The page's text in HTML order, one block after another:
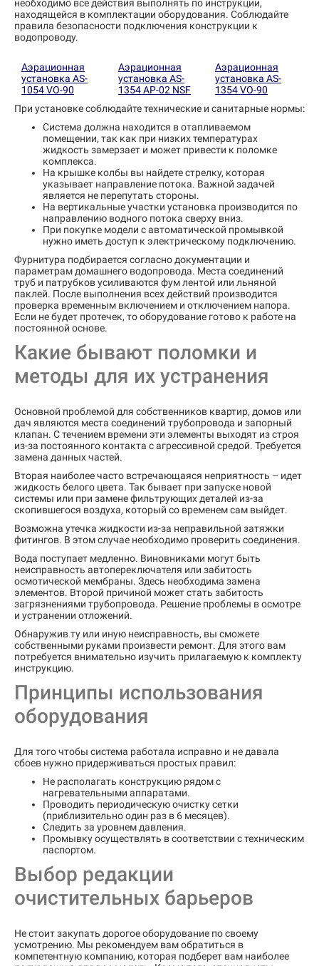
необходимо все действия выполнять по инструкции,
находящейся в комплектации оборудования. Соблюдайте
правила безопасности подключения конструкции к
водопроводу.
Аэрационная
установка AS-
1054 VO-90
Аэрационная
установка AS-
1354 AP-02 NSF
Аэрационная
установка AS-
1354 VO-90
При установке соблюдайте технические и санитарные нормы:
Система должна находится в отапливаемом
помещении, так как при низких температурах
жидкость замерзает и может привести к поломке
комплекса.
На крышке колбы вы найдете стрелку, которая
указывает направление потока. Важной задачей
является не перепутать стороны.
На вертикальные участки установка производится по
направлению водного потока сверху вниз.
При покупке модели с автоматической промывкой
нужно иметь доступ к электрическому подключению.
Фурнитура подбирается согласно документации и
параметрам домашнего водопровода. Места соединений
труб и патрубков усиливаются фум лентой или льняной
паклей. После выполнения всех действий производится
проверка временным включением и отключением напора.
Если не будет протечек, то оборудование готово к работе на
постоянной основе.
Какие бывают поломки и
методы для их устранения
Основной проблемой для собственников квартир, домов или
дач являются места соединений трубопровода и запорный
клапан. С течением времени эти элементы выходят из строя
из-за постоянного контакта с агрессивной средой. Требуется
замена данных частей.
Вторая наиболее часто встречающаяся неприятность – идет
жидкость белого цвета. Так бывает при запуске новой
системы или при замене фильтрующих деталей из-за
скопившегося воздуха, который со временем сам выйдет.
Возможна утечка жидкости из-за неправильной затяжки
фитингов. В этом случае необходимо проверить соединения.
Вода поступает медленно. Виновниками могут быть
неисправность автопереключателя или забитость
осмотической мембраны. Здесь необходима замена
элементов. Второй причиной может стать забитость
загрязнениями трубопровода. Решение проблемы в осмотре
и устранении отложений.
Обнаружив ту или иную неисправность, вы сможете
собственными руками произвести ремонт. Для этого вам
потребуется внимательно изучить прилагаемую к комплекту
инструкцию.
Принципы использования
оборудования
Для того чтобы система работала исправно и не давала
сбоев нужно придерживаться простых правил:
Не располагать конструкцию рядом с
нагревательными аппаратами.
Проводить периодическую очистку сетки
(приблизительно один раз в 6 месяцев).
Следить за уровнем давления.
Промывку осуществлять в соответствии с техническим
паспортом.
Выбор редакции
очистительных барьеров
Не стоит закупать дорогое оборудование по своему
усмотрению. Мы рекомендуем вам обратиться в
компетентную компанию, которая подберет вам наиболее